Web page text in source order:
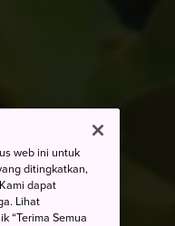
web ini untuk
ditingkatkan,
dapat
Lihat
“Terima Semua